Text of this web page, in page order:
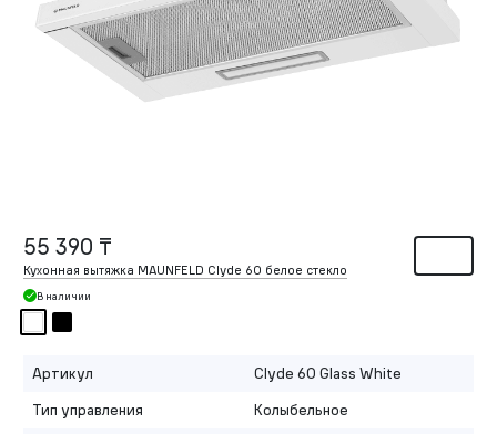
55 390 ₸
Кухонная вытяжка MAUNFELD Clyde 60 белое стекло
В наличии
Артикул
Clyde 60 Glass White
Тип управления
Колыбельное